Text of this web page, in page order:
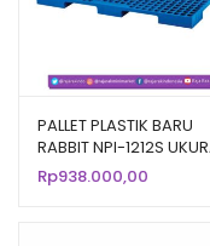
PALLET PLASTIK BARU
RABBIT NPI-1212S
120x120x7,5 CM
ONLY
Rp938.000,00